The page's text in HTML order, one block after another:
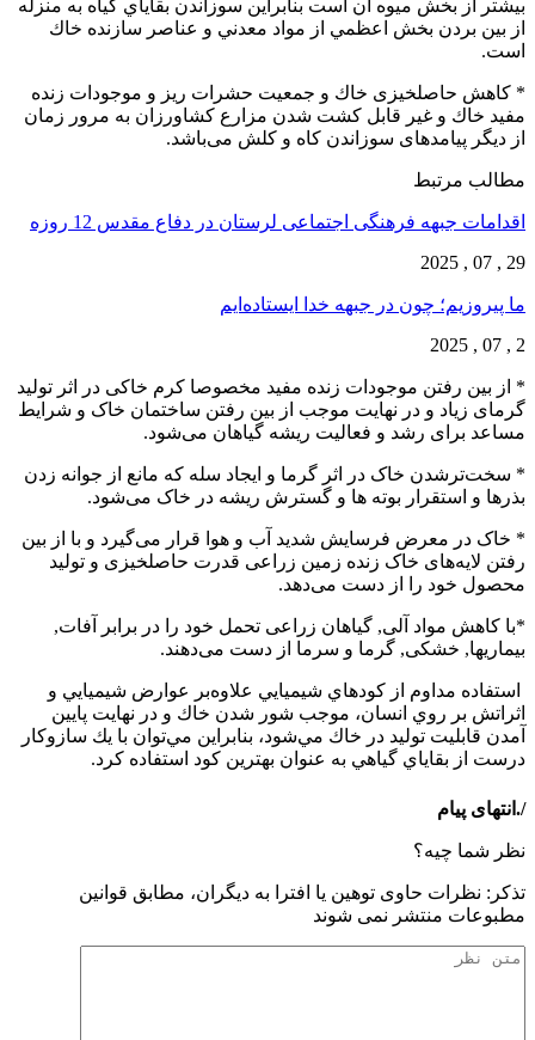
بيشتر از بخش ميوه آن است بنابراين سوزاندن بقاياي گياه به منزله
از بين بردن بخش اعظمي از مواد معدني و عناصر سازنده خاك
است.
* کاهش حاصلخیزی خاك و جمعیت حشرات ریز و موجودات زنده
مفید خاك و غیر قابل کشت شدن مزارع كشاورزان به مرور زمان
از دیگر پیامدهای سوزاندن کاه و کلش می‌باشد.
مطالب مرتبط
اقدامات جبهه فرهنگی اجتماعی لرستان در دفاع مقدس 12 روزه
29 , 07 , 2025
ما پیروزیم؛ چون در جبهه خدا ایستاده‌ایم
2 , 07 , 2025
* از بین رفتن موجودات زنده مفید مخصوصا کرم خاکی در اثر تولید
گرمای زیاد و در نهایت موجب از بین رفتن ساختمان خاک و شرایط
مساعد برای رشد و فعالیت ریشه گیاهان می‌شود.
* سخت‌ترشدن خاک در اثر گرما و ایجاد سله که مانع از جوانه زدن
بذرها و استقرار بوته ها و گسترش ریشه در خاک می‌شود.
* خاک در معرض فرسایش شدید آب و هوا قرار می‌گیرد و با از بین
رفتن لایه‌های خاک زنده زمین زراعی قدرت حاصلخیزی و تولید
محصول خود را از دست می‌دهد.
*با کاهش مواد آلی, گیاهان زراعی تحمل خود را در برابر آفات,
بیماریها, خشکی, گرما و سرما از دست می‌دهند.
استفاده مداوم از كودهاي شيميايي علاوه‌بر عوارض شيميايي و
اثراتش بر روي انسان، موجب شور شدن خاك و در نهايت پايين
آمدن قابليت توليد در خاك مي‌شود، بنابراين مي‌توان با يك سازوكار
درست از بقاياي گياهي به عنوان بهترين كود استفاده كرد.
/.انتهای پیام
نظر شما چیه؟
تذكر: نظرات حاوی توهين يا افترا به ديگران، مطابق قوانين
مطبوعات منتشر نمی شوند